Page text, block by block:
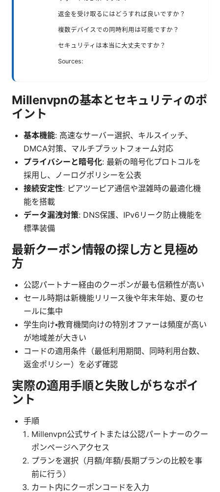
返金を受け取るにはどうすれば良いですか？
複数デバイスでの同時利用は可能ですか？
セキュリティは本当に大丈夫ですか？
Sources:
Millenvpnの基本とセキュリティのポ
イント
基本機能: 高速なサーバー選択、キルスイッチ、
DMCA対策、マルチプラットフォーム対応
プライバシーと暗号化: 最新の暗号化プロトコルを
採用し、ノーログポリシーを公表
接続安定性: ピアツーピア通信や混雑時の最適化機
能を搭載
データ漏洩対策: DNS保護、IPv6リーク防止機能を
標準装備
最新クーポン情報の探し方と見極め
方
公認パートナー経由のクーポンが最も信頼性が高い
セール時期は新機能リリース後や年末年始、夏のセ
ールに集中
学生向け・教育機関向けの特別オファーは頻度が高い
が地域差が大きい
コードの適用条件（最低利用期間、同時利用台数、
返金ポリシー）を必ず確認
実際の適用手順と失敗しがちなポイ
ント
手順
Millenvpn公式サイトまたは公認パートナーのクー
ポンページへアクセス
プランを選択（月額/年額/長期プランの比較を事
前に行う）
カート内にクーポンコードを入力